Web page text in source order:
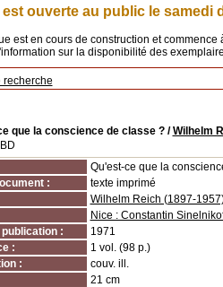
est ouverte au public le samedi
est en cours de construction et
sur la disponibilité des
recherche
que la conscience de classe ?/Wilhelm
Qu'est-ce que la
:
texte imprimé
Wilhelm Reich (1897-
Nice : Constantin
:
1971
:
1 vol. (98 p.)
:
couv. ill.
21 cm